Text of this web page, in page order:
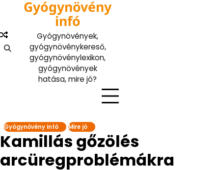
content
Gyógynövény
infó
Gyógynövények,
gyógynövénykereső,
gyógynövénylexikon,
gyógynövények
hatása, mire jó?
Gyógynővény infó Mire jó
Kamillás gőzölés
arcüregproblémákra